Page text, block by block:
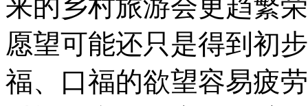
来的乡村旅游会更趋繁
愿望可能还只是得到初
福、口福的欲望容易疲